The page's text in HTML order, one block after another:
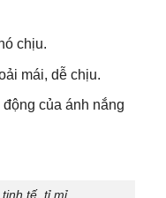
chịu.
mái, dễ chịu.
của ánh nắng
tế, tỉ mỉ